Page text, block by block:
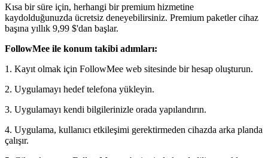
Kısa bir süre için, herhangi bir premium hizmetine
kaydolduğunuzda ücretsiz deneyebilirsiniz. Premium paketler cihaz
başına yıllık 9,99 $'dan başlar.
FollowMee ile konum takibi adımları:
1. Kayıt olmak için FollowMee web sitesinde bir hesap oluşturun.
2. Uygulamayı hedef telefona yükleyin.
3. Uygulamayı kendi bilgilerinizle orada yapılandırın.
4. Uygulama, kullanıcı etkileşimi gerektirmeden cihazda arka planda
çalışır.